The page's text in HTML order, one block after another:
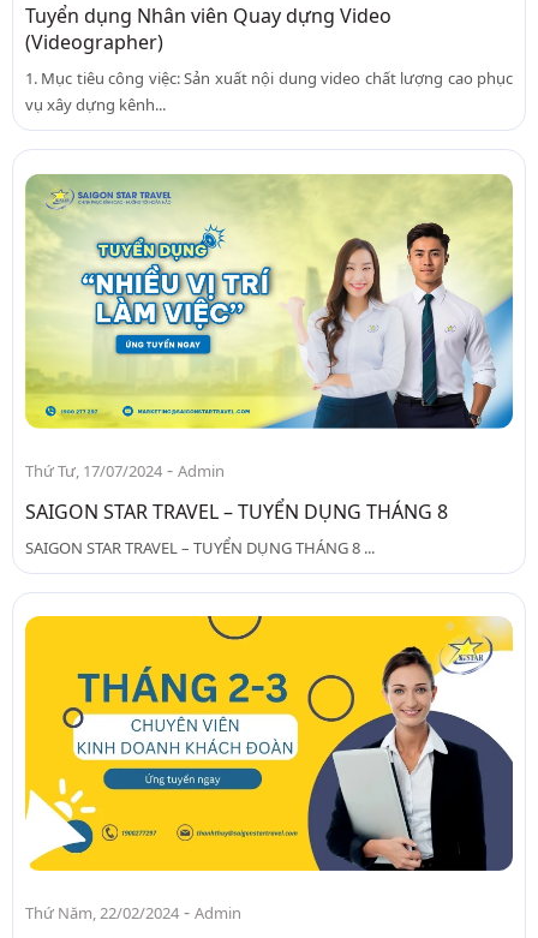
Tuyển dụng Nhân viên Quay dựng Video
(Videographer)
1. Mục tiêu công việc: Sản xuất nội dung video chất lượng cao phục
vụ xây dựng kênh...
Thứ Tư, 17/07/2024 - Admin
SAIGON STAR TRAVEL – TUYỂN DỤNG THÁNG 8
SAIGON STAR TRAVEL – TUYỂN DỤNG THÁNG 8 ...
Thứ Năm, 22/02/2024 - Admin